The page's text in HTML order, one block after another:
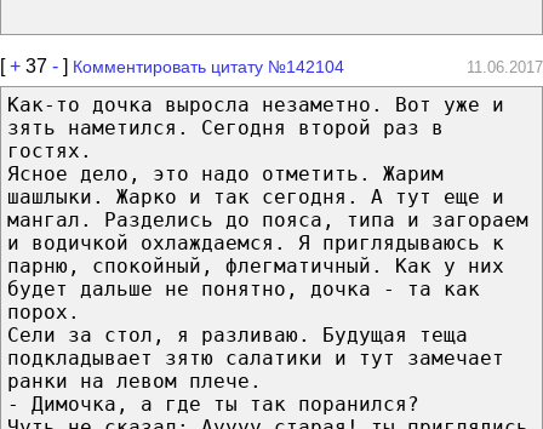
[+ 37 - ] Комментировать цитату №142104 11.06.2017
Как-то дочка выросла незаметно. Вот уже и
зять наметился. Сегодня второй раз в
гостях.
Ясное дело, это надо отметить. Жарим
шашлыки. Жарко и так сегодня. А тут еще и
мангал. Разделись до пояса, типа и загораем
и водичкой охлаждаемся. Я приглядываюсь к
парню, спокойный, флегматичный. Как у них
будет дальше не понятно, дочка - та как
порох.
Сели за стол, я разливаю. Будущая теща
подкладывает зятю салатики и тут замечает
ранки на левом плече.
- Димочка, а где ты так поранился?